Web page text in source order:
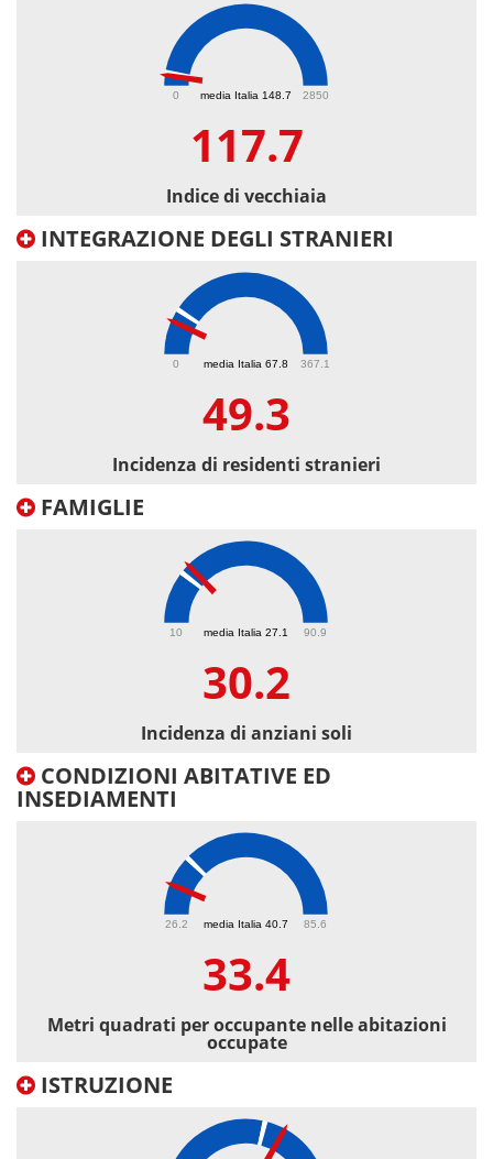
media Italia 148.7
0 2850
117.7
Indice di vecchiaia
INTEGRAZIONE DEGLI STRANIERI
media Italia 67.8
0 367.1
49.3
Incidenza di residenti stranieri
FAMIGLIE
media Italia 27.1
10 90.9
30.2
Incidenza di anziani soli
CONDIZIONI ABITATIVE ED
INSEDIAMENTI
media Italia 40.7
26.2 85.6
33.4
Metri quadrati per occupante nelle abitazioni
occupate
ISTRUZIONE